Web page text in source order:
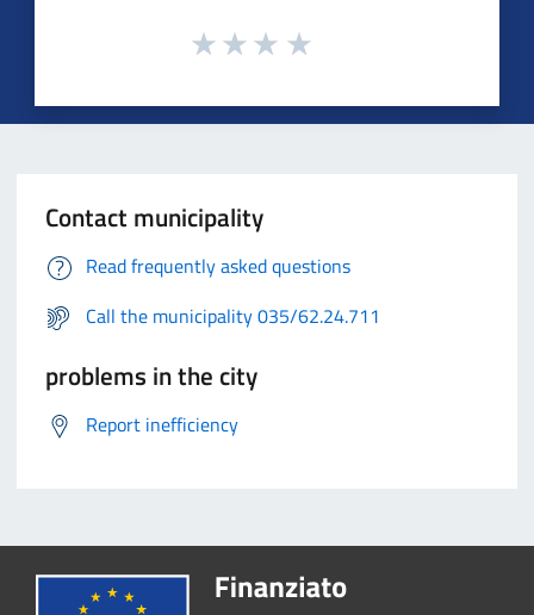
Contact municipality
Read frequently asked questions
Call the municipality 035/62.24.711
problems in the city
Report inefficiency